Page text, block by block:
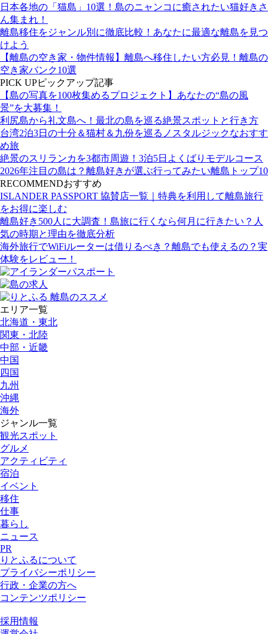
日本各地の「猫島」10選！島のニャンコに癒されたい猫好きさ
ん集まれ！
離島移住をジャンル別に徹底比較！あなたに最適な離島を見つ
けよう
【離島の空き家・物件情報】離島へ移住したい方必見！離島の
空き家バンク10選
PICK UPピックアップ記事
【島の写真を100枚集めるプロジェクト】あなたの“島の風
景”を大募集！
利尻島から礼文島へ！最北の島を巡る絶景スポットと行き方
台湾2泊3日の十分＆猫村＆九份を巡るノスタルジックなおすす
め旅
絶景のスリランカを3都市周遊！3泊5日よくばりモデルコース
2026年注目の島は？離島好きが選ぶ行ってみたい離島トップ10
RECOMMENDおすすめ
ISLANDER PASSPORT 協賛店一覧｜特典を利用して離島旅行
をお得に楽しむ
離島好き500人に大調査！島旅に行くなら何月に行きたい？人
気の時期と理由を徹底分析
海外旅行でWiFiルーターは借りるべき？離島でも使えるの？実
体験をレビュー！
エリア一覧
北海道・東北
関東・北陸
中部・近畿
中国
四国
九州
沖縄
海外
ジャンル一覧
観光スポット
グルメ
アクティビティ
宿泊
イベント
移住
仕事
暮らし
ニュース
PR
りとふるについて
プライバシーポリシー
行政・企業の方へ
コンテンツポリシー
採用情報